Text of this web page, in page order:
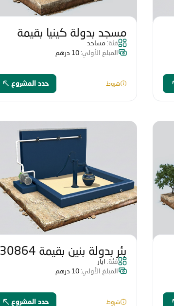
مسجد بدولة كينيا بقيمة
86134 درهم
فئة: مساجد
المبلغ الأولي:10 درهم
شروط حدد المشروع
بئر بدولة بنين بقيمة 30864
درهم
فئة:آبار
المبلغ الأولي:10 درهم
شروط حدد المشروع